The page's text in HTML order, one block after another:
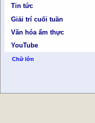
Tin tức
Giải trí cuối tuần
Văn hóa ẩm thực
YouTube
Chữ lớn